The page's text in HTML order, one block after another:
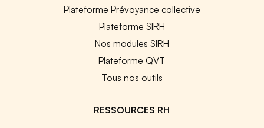
Plateforme Prévoyance collective
Plateforme SIRH
Nos modules SIRH
Plateforme QVT
Tous nos outils
RESSOURCES RH